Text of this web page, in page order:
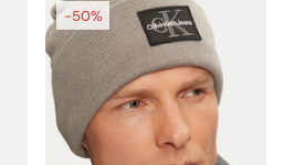
-50%